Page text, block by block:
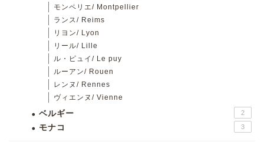
モンペリエ/ Montpellier
ランス/ Reims
リヨン/ Lyon
リール/ Lille
ル・ピュイ/ Le puy
ルーアン/ Rouen
レンヌ/ Rennes
ヴィエンヌ/ Vienne
ベルギー 2
モナコ 3